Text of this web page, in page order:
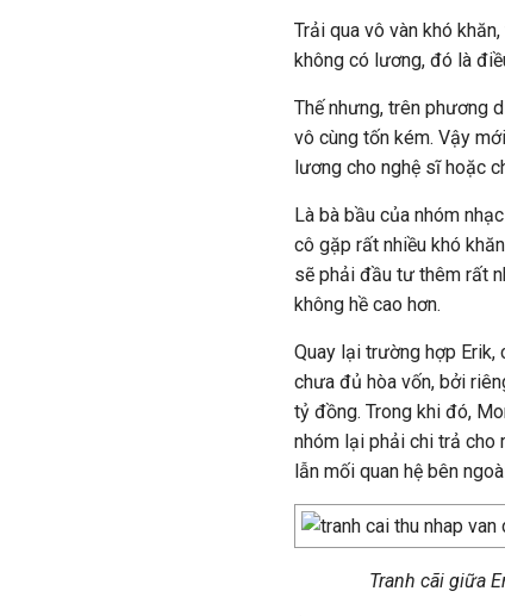
Trải qua vô vàn khó
không có lương, đó là
Thế nhưng, trên phương
vô cùng tốn kém. Vậy
lương cho nghệ sĩ hoặc
Là bà bầu của nhóm
cô gặp rất nhiều khó
sẽ phải đầu tư thêm rất
không hề cao hơn.
Quay lại trường hợp Erik,
chưa đủ hòa vốn, bởi
tỷ đồng. Trong khi đó,
nhóm lại phải chi trả cho
lẫn mối quan hệ bên
Tranh cãi giữa